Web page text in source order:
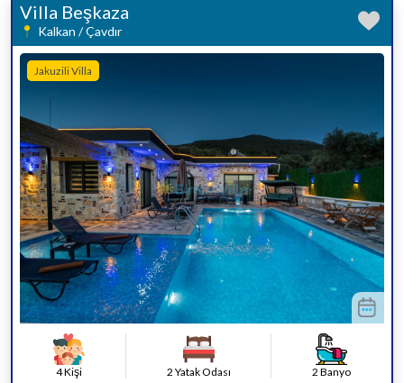
Villa Beşkaza
Kalkan / Çavdır
Jakuzili Villa
4 Kişi 2 Yatak Odası
2 Banyo